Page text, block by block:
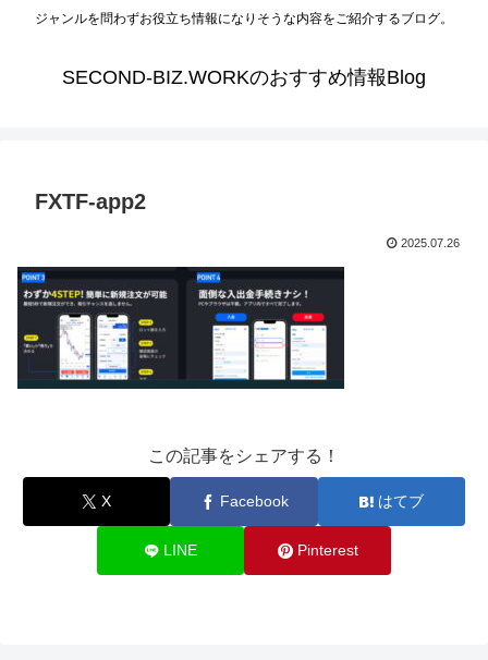
ジャンルを問わずお役立ち情報になりそうな内容をご紹介するブログ。
SECOND-BIZ.WORKのおすすめ情報Blog
FXTF-app2
2025.07.26
この記事をシェアする！
X Facebook はてブ
LINE Pinterest